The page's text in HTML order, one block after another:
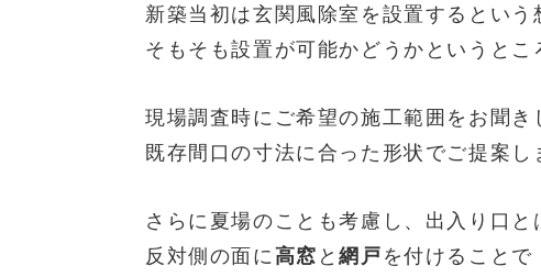
新築当初は玄関風除室を設置するという
そもそも設置が可能かどうかというとこ
現場調査時にご希望の施工範囲をお聞き
既存間口の寸法に合った形状でご提案し
さらに夏場のことも考慮し、出入り口と
反対側の面に高窓 と網戸を付けることで